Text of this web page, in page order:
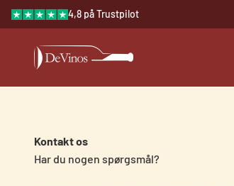
Spring til indhold4,8 på Trustpilot
devinos.dk
Kontakt os
Har du nogen spørgsmål?